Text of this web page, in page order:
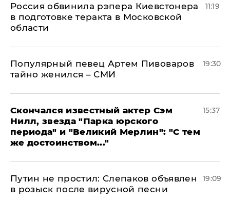
Россия обвинила рэпера Киевстонера
в подготовке теракта в Московской
области
11:19
Популярный певец Артем Пивоваров
тайно женился – СМИ
19:30
Скончался известный актер Сэм
Нилл, звезда "Парка юрского
периода" и "Великий Мерлин": "С тем
же достоинством..."
15:37
Путин не простил: Слепаков объявлен
в розыск после вирусной песни
19:09